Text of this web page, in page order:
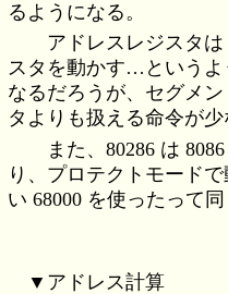
るようになる。
アドレスレジスタは
スタを動かす…というよ
なるだろうが、セグメ
タよりも扱える命令が少
また、80286 は
り、プロテクトモード
い 68000 を使ったって同
▼アドレス計算